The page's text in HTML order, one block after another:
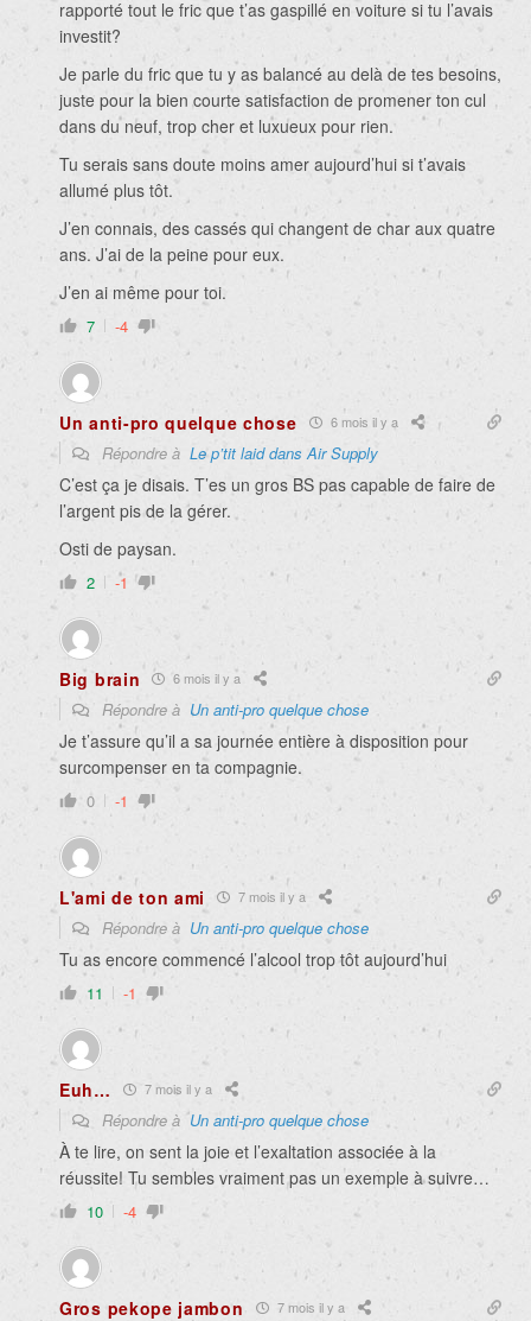
rapporté tout le fric que t’as gaspillé en voiture si tu l’avais
investit?
Je parle du fric que tu y as balancé au delà de tes besoins,
juste pour la bien courte satisfaction de promener ton cul
dans du neuf, trop cher et luxueux pour rien.
Tu serais sans doute moins amer aujourd’hui si t’avais
allumé plus tôt.
J’en connais, des cassés qui changent de char aux quatre
ans. J’ai de la peine pour eux.
J’en ai même pour toi.
7 -4
Un anti-pro quelque chose 6 mois il y a
Répondre à Le p’tit laid dans Air Supply
C’est ça je disais. T’es un gros BS pas capable de faire de
l’argent pis de la gérer.
Osti de paysan.
2 -1
Big brain 6 mois il y a
Répondre à Un anti-pro quelque chose
Je t’assure qu’il a sa journée entière à disposition pour
surcompenser en ta compagnie.
0 -1
L'ami de ton ami 7 mois il y a
Répondre à Un anti-pro quelque chose
Tu as encore commencé l’alcool trop tôt aujourd’hui
11 -1
Euh… 7 mois il y a
Répondre àUn anti-pro quelque chose
À te lire, on sent la joie et l’exaltation associée à la
réussite! Tu sembles vraiment pas un exemple à suivre…
10 -4
Gros pekope jambon 7 mois il y a